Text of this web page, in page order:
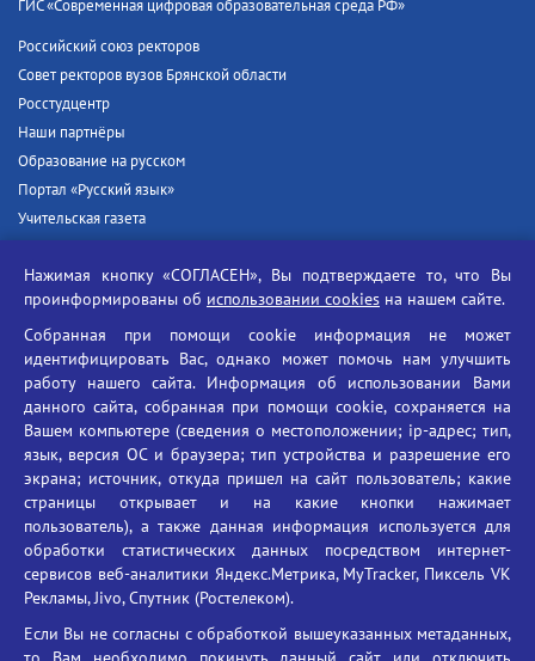
ГИС «Современная цифровая образовательная среда РФ»
Российский союз ректоров
Совет ректоров вузов Брянской области
Росстудцентр
Наши партнёры
Образование на русском
Портал «Русский язык»
Учительская газета
Единый портал государственных услуг
Противодействие угрозам информационной безопасности
Социальные ролики - Генеральная прокуратура РФ
Противодействие коррупции
БГУ против наркотиков
Брянский государственный университет
имени академика И.Г. Петровского
Время работы: пн-пт 09:00-18:00
Телефон: +7(4832)58-90-85
Нажимая кнопку «СОГЛАСЕН», Вы подтверждаете то, что Вы
проинформированы об использовании cookies на нашем сайте.
Собранная при помощи cookie информация не может
идентифицировать Вас, однако может помочь нам улучшить
работу нашего сайта. Информация об использовании Вами
данного сайта, собранная при помощи cookie, сохраняется на
Вашем компьютере (сведения о местоположении; ip-адрес; тип,
язык, версия ОС и браузера; тип устройства и разрешение его
экрана; источник, откуда пришел на сайт пользователь; какие
страницы открывает и на какие кнопки нажимает
пользователь), а также данная информация используется для
обработки статистических данных посредством интернет-
сервисов веб-аналитики Яндекс.Метрика, MyTracker, Пиксель VK
Рекламы, Jivo, Спутник (Ростелеком).
Если Вы не согласны с обработкой вышеуказанных метаданных,